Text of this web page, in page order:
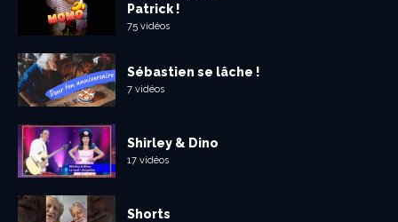
Patrick !
75 vidéos
Sébastien se lâche !
7 vidéos
Shirley & Dino
17 vidéos
Shorts